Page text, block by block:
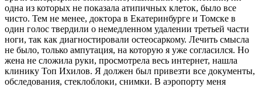
одна из которых не показала атипичных клеток, было все
чисто. Тем не менее, доктора в Екатеринбурге и Томске в
один голос твердили о немедленном удалении третьей части
ноги, так как диагностировали остеосаркому. Лечить смысла
не было, только ампутация, на которую я уже согласился. Но
жена не сложила руки, просмотрела весь интернет, нашла
клинику Топ Ихилов. Я должен был привезти все документы,
обследования, стеклоблоки, снимки. В аэропорту меня